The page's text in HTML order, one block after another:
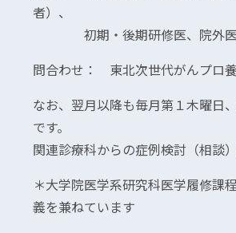
者）、
初期・後期研修医、院外医療
問合わせ： 東北次世代がんプロ
なお、翌月以降も毎月第１木曜日
です。
関連診療科からの症例検討（相談
＊大学院医学系研究科医学履修課
義を兼ねています